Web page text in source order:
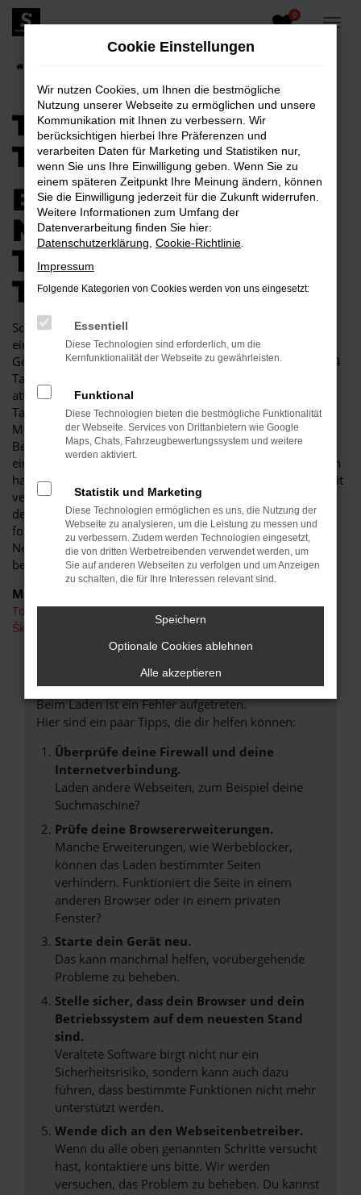
Zum
Hauptinhalt
0
TOYOTA RAV 4
TAGESZULASSUNG
BEINAHE EIN
NEUWAGEN – IHRE
TOYOTA RAV 4
TAGESZULASSUNG
Schon gehört? Beim Autohaus Schiefelbein erhalten Sie
einen Neuwagen und zahlen hierfür den Preis für einen
Gebrauchten. Die Rede ist natürlich von einer Toyota RAV 4
Tageszulassung und damit einer cleveren Methode, um
attraktive Rabatte anzubieten. Jede Toyota RAV 4
Tageszulassung ist ein Neuwagen, der noch kein einziges
Mal auf der Straße oder anderswo gefahren wurde. Die
Besonderheit liegt in der namensgebenden Zulassung für
einen Tag, womit es sich formal um einen Gebrauchtwagen
handelt. Notwendig ist dieser in der Automobilbranche weit
verbreitete „Trick“, damit die preislichen Vorgaben seitens
der Automobilhersteller umgangen werden. Anders
formuliert: als Toyota RAV 4 Tageszulassung lässt sich ein
Neuwagen deutlich günstiger verkaufen, was wir natürlich
bereitwillig nutzen.
Marken
Toyota
Škoda
FEHLER: NETWORK ERROR
Beim Laden ist ein Fehler aufgetreten.
Hier sind ein paar Tipps, die dir helfen können:
Überprüfe deine Firewall und deine
Internetverbindung.
Laden andere Webseiten, zum Beispiel deine
Suchmaschine?
Prüfe deine Browsererweiterungen.
Manche Erweiterungen, wie Werbeblocker,
können das Laden bestimmter Seiten
verhindern. Funktioniert die Seite in einem
anderen Browser oder in einem privaten
Fenster?
Starte dein Gerät neu.
Das kann manchmal helfen, vorübergehende
Probleme zu beheben.
Stelle sicher, dass dein Browser und dein
Betriebssystem auf dem neuesten Stand
sind.
Veraltete Software birgt nicht nur ein
Sicherheitsrisiko, sondern kann auch dazu
führen, dass bestimmte Funktionen nicht mehr
unterstützt werden.
Wende dich an den Webseitenbetreiber.
Wenn du alle oben genannten Schritte versucht
hast, kontaktiere uns bitte. Wir werden
versuchen, das Problem zu beheben. Du kannst
Cookie Einstellungen
Wir nutzen Cookies, um Ihnen die bestmögliche
Nutzung unserer Webseite zu ermöglichen und unsere
Kommunikation mit Ihnen zu verbessern. Wir
berücksichtigen hierbei Ihre Präferenzen und
verarbeiten Daten für Marketing und Statistiken nur,
wenn Sie uns Ihre Einwilligung geben. Wenn Sie zu
einem späteren Zeitpunkt Ihre Meinung ändern, können
Sie die Einwilligung jederzeit für die Zukunft widerrufen.
Weitere Informationen zum Umfang der
Datenverarbeitung finden Sie hier:
Datenschutzerklärung Cookie-Richtlinie
Impressum
Folgende Kategorien von Cookies werden von uns eingesetzt:
Essentiell
Diese Technologien sind erforderlich, um die
Kernfunktionalität der Webseite zu gewährleisten.
Funktional
Diese Technologien bieten die bestmögliche Funktionalität
der Webseite. Services von Drittanbietern wie Google
Maps, Chats, Fahrzeugbewertungssystem und weitere
werden aktiviert.
Statistik und Marketing
Diese Technologien ermöglichen es uns, die Nutzung der
Webseite zu analysieren, um die Leistung zu messen und
zu verbessern. Zudem werden Technologien eingesetzt,
die von dritten Werbetreibenden verwendet werden, um
Sie auf anderen Webseiten zu verfolgen und um Anzeigen
zu schalten, die für Ihre Interessen relevant sind.
Speichern
Optionale Cookies ablehnen
Alle akzeptieren